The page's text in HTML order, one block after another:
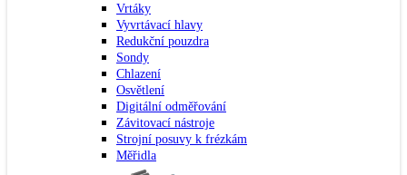
Vrtáky
Vyvrtávací hlavy
Redukční pouzdra
Sondy
Chlazení
Osvětlení
Digitální odměřování
Závitovací nástroje
Strojní posuvy k frézkám
Měřidla